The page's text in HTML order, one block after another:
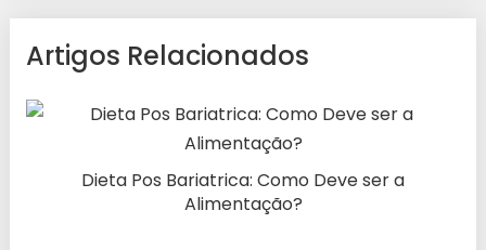
Artigos Relacionados
Dieta Pos Bariatrica: Como Deve ser a
Alimentação?